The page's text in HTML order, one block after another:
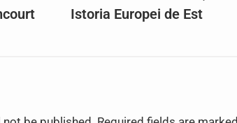
Istoria Europei de Est